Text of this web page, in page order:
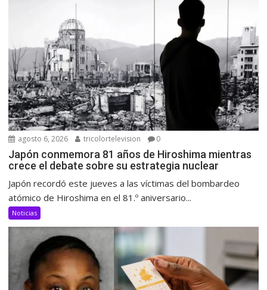
agosto 6, 2026 tricolortelevision 0
Japón conmemora 81 años de Hiroshima mientras
crece el debate sobre su estrategia nuclear
Japón recordó este jueves a las víctimas del bombardeo
atómico de Hiroshima en el 81.º aniversario...
Noticias